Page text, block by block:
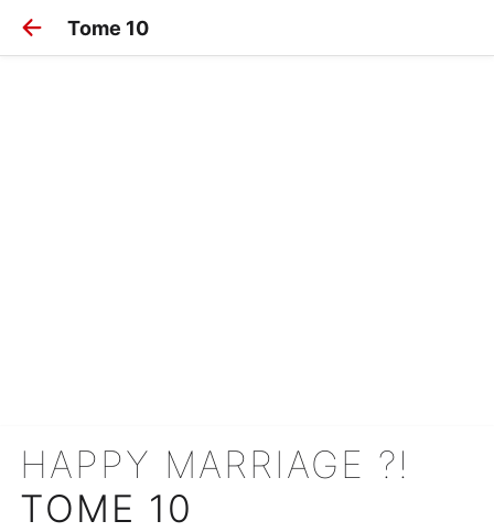
Tome 10
HAPPY MARRIAGE ?!
TOME 10